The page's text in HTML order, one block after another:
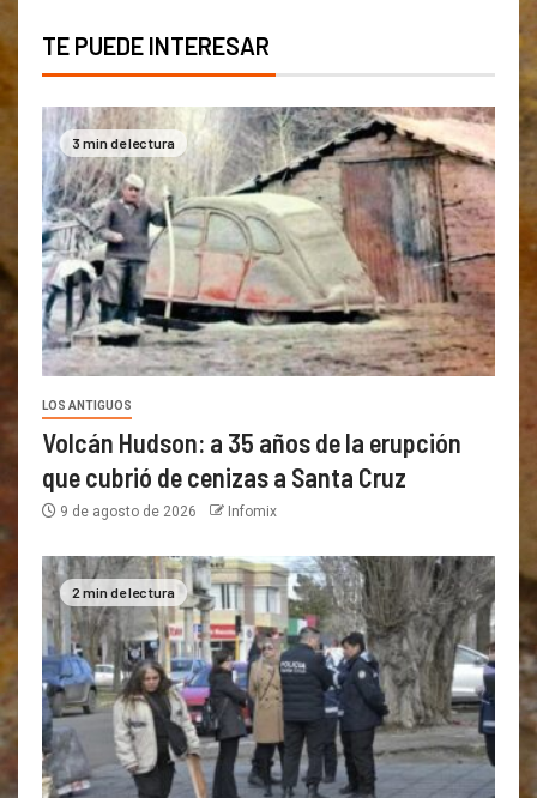
TE PUEDE INTERESAR
3 min de lectura
LOS ANTIGUOS
Volcán Hudson: a 35 años de la erupción
que cubrió de cenizas a Santa Cruz
9 de agosto de 2026 Infomix
2 min de lectura